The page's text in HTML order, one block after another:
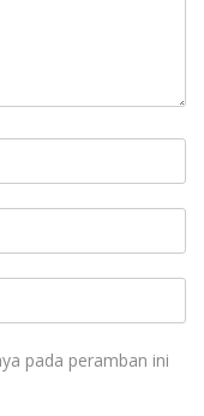
pada peramban ini